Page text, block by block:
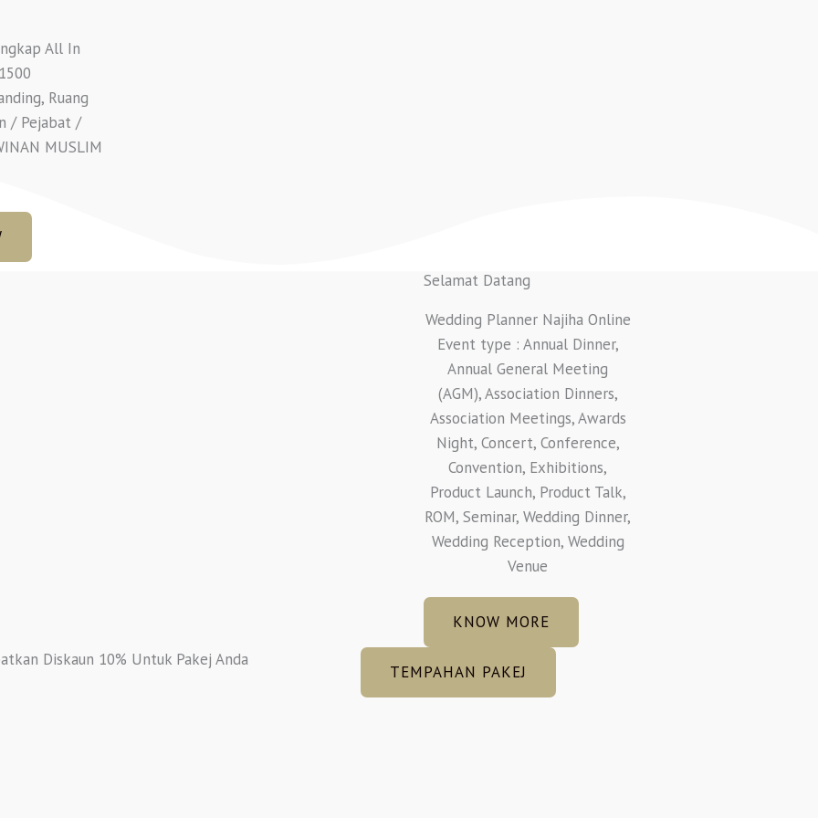
All In
Ruang
/ Pejabat /
MUSLIM
Selamat Datang
Wedding Planner Najiha Online
Event type : Annual Dinner,
Annual General Meeting
(AGM), Association Dinners,
Association Meetings, Awards
Night, Concert, Conference,
Convention, Exhibitions,
Product Launch, Product Talk,
ROM, Seminar, Wedding Dinner,
Wedding Reception, Wedding
Venue
KNOW MORE
Diskaun 10% Untuk Pakej Anda
TEMPAHAN PAKEJ